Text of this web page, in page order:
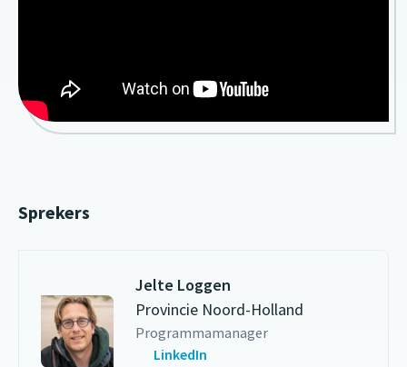
Sprekers
Jelte Loggen
Provincie Noord-Holland
Programmamanager
LinkedIn